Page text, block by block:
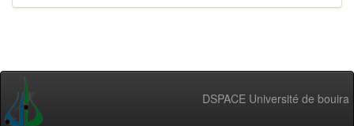
DSPACE Université de bouira